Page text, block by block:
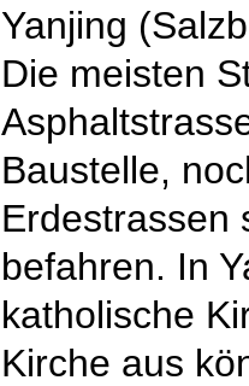
Yanjing
Die meisten
Baustelle,
Erdestrassen
befahren. In
katholische
Kirche aus